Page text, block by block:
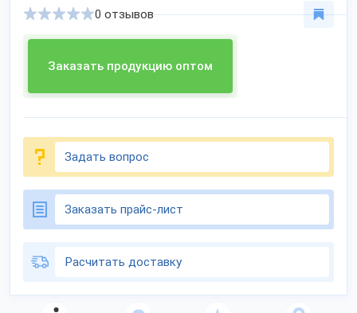
Заказать продукцию оптом
0 отзывов
Задать вопрос
Заказать прайс-лист
Расчитать доставку